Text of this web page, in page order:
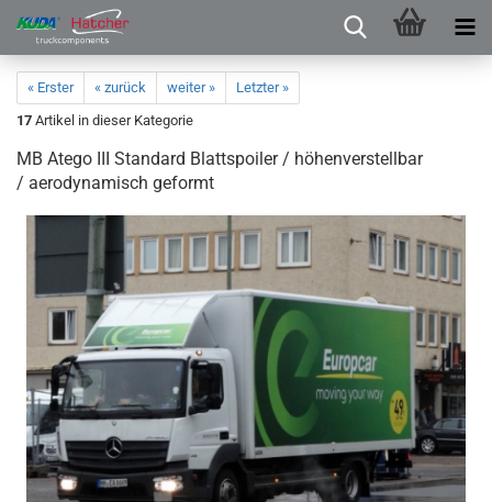
« Erster « zurück weiter »
Letzter »
17 Artikel in dieser Kategorie
MB Atego III Standard Blattspoiler / höhenverstellbar
/ aerodynamisch geformt